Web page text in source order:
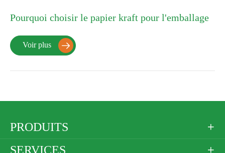
Pourquoi choisir le papier kraft pour l'emballage
Voir plus 
PRODUITS 
SERVICES 